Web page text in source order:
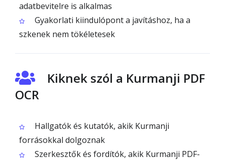
adatbevitelre is alkalmas
Gyakorlati kiindulópont a javításhoz, ha a
szkenek nem tökéletesek
Kiknek szól a Kurmanji PDF
OCR
Hallgatók és kutatók, akik Kurmanji
forrásokkal dolgoznak
Szerkesztők és fordítók, akik Kurmanji PDF-